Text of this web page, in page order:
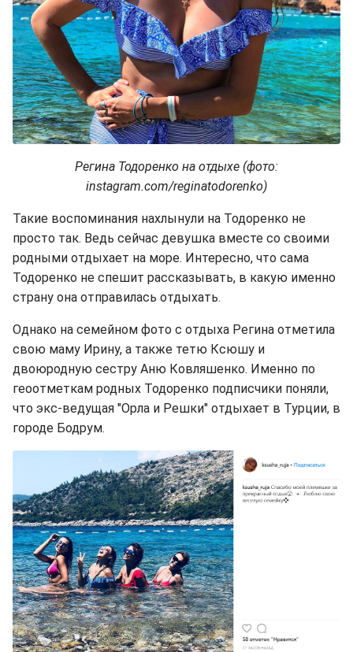
Регина Тодоренко на отдыхе (фото:
instagram.com/reginatodorenko)
Такие воспоминания нахлынули на Тодоренко не
просто так. Ведь сейчас девушка вместе со своими
родными отдыхает на море. Интересно, что сама
Тодоренко не спешит рассказывать, в какую именно
страну она отправилась отдыхать.
Однако на семейном фото с отдыха Регина отметила
свою маму Ирину, а также тетю Ксюшу и
двоюродную сестру Аню Ковляшенко. Именно по
геоотметкам родных Тодоренко подписчики поняли,
что экс-ведущая "Орла и Решки" отдыхает в Турции, в
городе Бодрум.